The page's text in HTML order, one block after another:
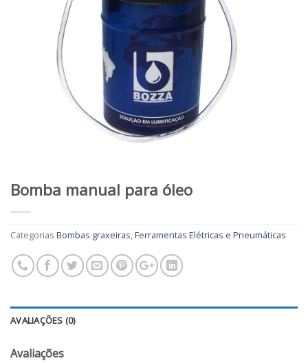
Bomba manual para óleo
Categorias Bombas graxeiras,Ferramentas Elétricas e Pneumáticas
AVALIAÇÕES (0)
Avaliações